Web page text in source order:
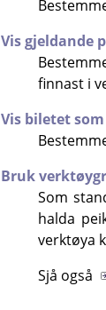
Vis gjeldande
finnast i
Vis biletet
Bruk
Som
halda
verktøya
Sjå også